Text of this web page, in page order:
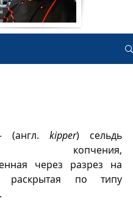
(англ. kipper) сельдь
копчения,
через разрез на
по типу